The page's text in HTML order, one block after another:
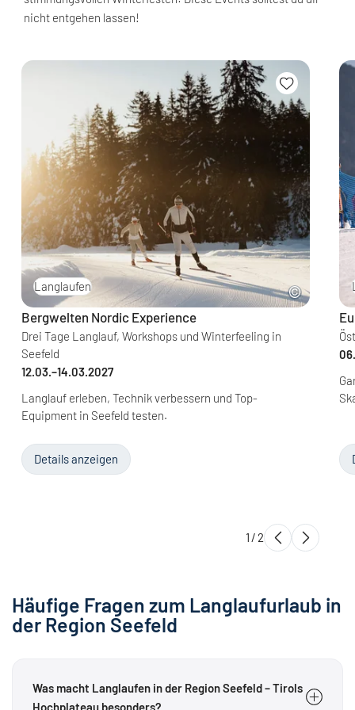
nicht entgehen lassen!
Langlaufen
Bergwelten Nordic Experience
Drei Tage Langlauf, Workshops und Winterfeeling in
Seefeld
12.03.–14.03.2027
Langlauf erleben, Technik verbessern und Top-
Equipment in Seefeld testen.
Details anzeigen
1 / 2
Häufige Fragen zum Langlaufurlaub in
der Region Seefeld
Was macht Langlaufen in der Region Seefeld – Tirols
Hochplateau besonders?